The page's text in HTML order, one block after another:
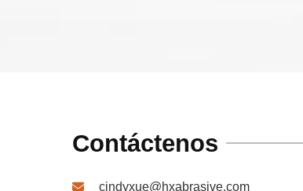
Contáctenos
cindyxue@hxabrasive.com